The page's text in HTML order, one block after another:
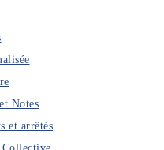
Notes
et arrêtés